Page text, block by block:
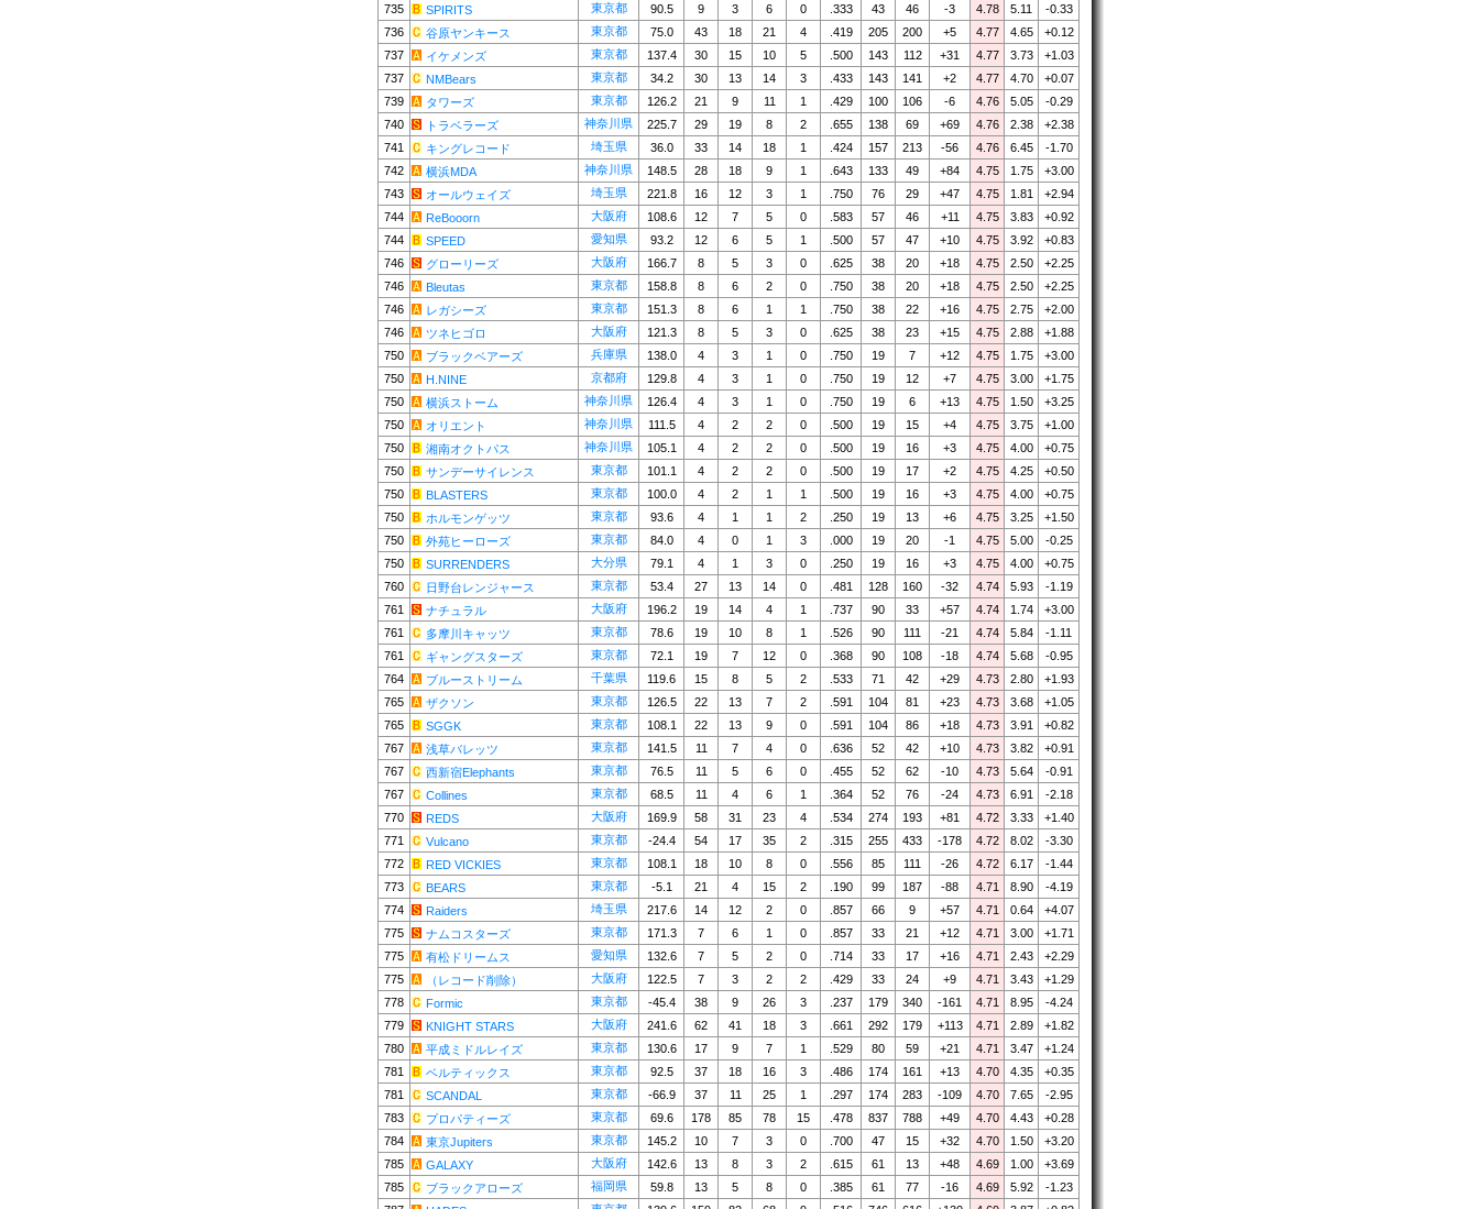
735
SPIRITS 東京都 90.5 9 3 6 0 .333 43 46 -3 4.78 5.11
-0.33
736
谷原ヤンキース 東京都 75.0 43 18 21 4 .419 205 200 +5 4.77 4.65
+0.12
737
イケメンズ 東京都 137.4 30 15 10 5 .500 143 112 +31 4.77 3.73
+1.03
737
NMBears 東京都 34.2 30 13 14 3 .433 143 141 +2 4.77 4.70
+0.07
739
タワーズ 東京都 126.2 21 9 11 1 .429 100 106 -6 4.76 5.05
-0.29
740
トラベラーズ 神奈川県 225.7 29 19 8 2 .655 138 69 +69 4.76 2.38
+2.38
741
キングレコード 埼玉県 36.0 33 14 18 1 .424 157 213 -56 4.76 6.45
-1.70
742
横浜MDA 神奈川県 148.5 28 18 9 1 .643 133 49 +84 4.75 1.75
+3.00
743
オールウェイズ 埼玉県 221.8 16 12 3 1 .750 76 29 +47 4.75 1.81
+2.94
744
ReBooorn 大阪府 108.6 12 7 5 0 .583 57 46 +11 4.75 3.83
+0.92
744
SPEED 愛知県 93.2 12 6 5 1 .500 57 47 +10 4.75 3.92
+0.83
746
グローリーズ 大阪府 166.7 8 5 3 0 .625 38 20 +18 4.75 2.50
+2.25
746
Bleutas 東京都 158.8 8 6 2 0 .750 38 20 +18 4.75 2.50
+2.25
746
レガシーズ 東京都 151.3 8 6 1 1 .750 38 22 +16 4.75 2.75
+2.00
746
ツネヒゴロ 大阪府 121.3 8 5 3 0 .625 38 23 +15 4.75 2.88
+1.88
750
ブラックベアーズ 兵庫県 138.0 4 3 1 0 .750 19 7 +12 4.75 1.75
+3.00
750
H.NINE 京都府 129.8 4 3 1 0 .750 19 12 +7 4.75 3.00
+1.75
750
横浜ストーム 神奈川県 126.4 4 3 1 0 .750 19 6 +13 4.75 1.50
+3.25
750
オリエント 神奈川県 111.5 4 2 2 0 .500 19 15 +4 4.75 3.75
+1.00
750
湘南オクトパス 神奈川県 105.1 4 2 2 0 .500 19 16 +3 4.75 4.00
+0.75
750
サンデーサイレンス 東京都 101.1 4 2 2 0 .500 19 17 +2 4.75 4.25
+0.50
750
BLASTERS 東京都 100.0 4 2 1 1 .500 19 16 +3 4.75 4.00
+0.75
750
ホルモンゲッツ 東京都 93.6 4 1 1 2 .250 19 13 +6 4.75 3.25
+1.50
750
外苑ヒーローズ 東京都 84.0 4 0 1 3 .000 19 20 -1 4.75 5.00
-0.25
750
SURRENDERS 大分県 79.1 4 1 3 0 .250 19 16 +3 4.75 4.00
+0.75
760
日野台レンジャース 東京都 53.4 27 13 14 0 .481 128 160 -32 4.74 5.93
-1.19
761
ナチュラル 大阪府 196.2 19 14 4 1 .737 90 33 +57 4.74 1.74
+3.00
761
多摩川キャッツ 東京都 78.6 19 10 8 1 .526 90 111 -21 4.74 5.84
-1.11
761
ギャングスターズ 東京都 72.1 19 7 12 0 .368 90 108 -18 4.74 5.68
-0.95
764
ブルーストリーム 千葉県 119.6 15 8 5 2 .533 71 42 +29 4.73 2.80
+1.93
765
ザクソン 東京都 126.5 22 13 7 2 .591 104 81 +23 4.73 3.68
+1.05
765
SGGK 東京都 108.1 22 13 9 0 .591 104 86 +18 4.73 3.91
+0.82
767
浅草バレッツ 東京都 141.5 11 7 4 0 .636 52 42 +10 4.73 3.82
+0.91
767
西新宿Elephants 東京都 76.5 11 5 6 0 .455 52 62 -10 4.73 5.64
-0.91
767
Collines 東京都 68.5 11 4 6 1 .364 52 76 -24 4.73 6.91
-2.18
770
REDS 大阪府 169.9 58 31 23 4 .534 274 193 +81 4.72 3.33
+1.40
771
Vulcano 東京都 -24.4 54 17 35 2 .315 255 433 -178 4.72 8.02
-3.30
772
RED VICKIES 東京都 108.1 18 10 8 0 .556 85 111 -26 4.72 6.17
-1.44
773
BEARS 東京都 -5.1 21 4 15 2 .190 99 187 -88 4.71 8.90
-4.19
774
Raiders 埼玉県 217.6 14 12 2 0 .857 66 9 +57 4.71 0.64
+4.07
775
ナムコスターズ 東京都 171.3 7 6 1 0 .857 33 21 +12 4.71 3.00
+1.71
775
有松ドリームス 愛知県 132.6 7 5 2 0 .714 33 17 +16 4.71 2.43
+2.29
775
（レコード削除） 大阪府 122.5 7 3 2 2 .429 33 24 +9 4.71 3.43
+1.29
778
Formic 東京都 -45.4 38 9 26 3 .237 179 340 -161 4.71 8.95
-4.24
779
KNIGHT STARS 大阪府 241.6 62 41 18 3 .661 292 179 +113 4.71 2.89
+1.82
780
平成ミドルレイズ 東京都 130.6 17 9 7 1 .529 80 59 +21 4.71 3.47
+1.24
781
ベルティックス 東京都 92.5 37 18 16 3 .486 174 161 +13 4.70 4.35
+0.35
781
SCANDAL 東京都 -66.9 37 11 25 1 .297 174 283 -109 4.70 7.65
-2.95
783
プロパティーズ 東京都 69.6 178 85 78 15 .478 837 788 +49 4.70 4.43
+0.28
784
東京Jupiters 東京都 145.2 10 7 3 0 .700 47 15 +32 4.70 1.50
+3.20
785
GALAXY 大阪府 142.6 13 8 3 2 .615 61 13 +48 4.69 1.00
+3.69
785
ブラックアローズ 福岡県 59.8 13 5 8 0 .385 61 77 -16 4.69 5.92
-1.23